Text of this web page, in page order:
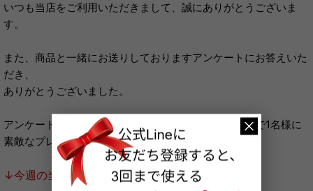
いつも当店をご利用いただきまして、誠にありがとうございま
す。
また、商品と一緒にお送りしておりますアンケートにお答えいた
だき、
ありがとうございました。
アンケートにお答えいただいた方の中から、毎週抽選で1名様に
素敵なプレゼントをお送りしております。
↓今週の当選者はこちら↓